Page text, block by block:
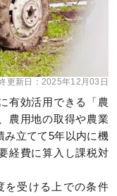
更新日： 2025年12月03日
有効活用できる「農
農用地の取得や農業
み立てて5年以内に機
経費に算入し課税対
を受ける上での条件